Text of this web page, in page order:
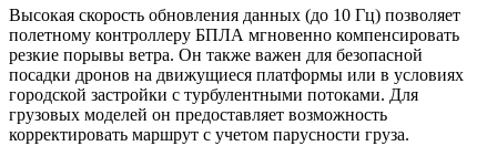
Высокая скорость обновления данных (до 10 Гц) позволяет
полетному контроллеру БПЛА мгновенно компенсировать
резкие порывы ветра. Он также важен для безопасной
посадки дронов на движущиеся платформы или в условиях
городской застройки с турбулентными потоками. Для
грузовых моделей он предоставляет возможность
корректировать маршрут с учетом парусности груза.